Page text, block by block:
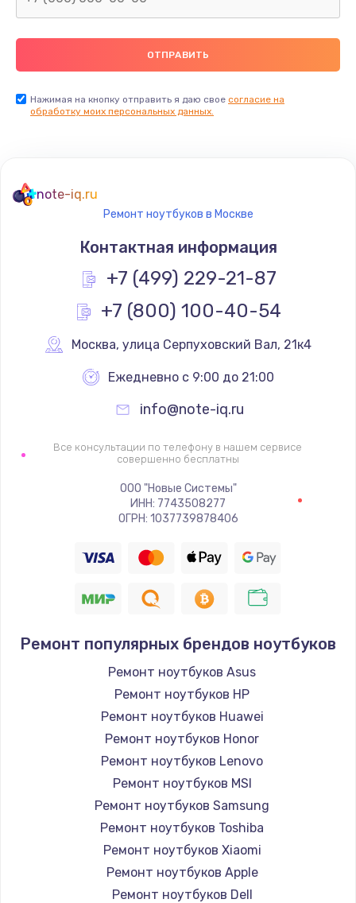
Нажимая на кнопку отправить я даю свое согласие на
обработку моих персональных данных.
note-iq.ru
Ремонт ноутбуков в Москве
Контактная информация
+7 (499) 229-21-87
+7 (800) 100-40-54
Москва, улица Серпуховский Вал, 21к4
Ежедневно с 9:00 до 21:00
info@note-iq.ru
Все консультации по телефону в нашем сервисе
совершенно бесплатны
ООО "Новые Системы"
ИНН: 7743508277
ОГРН: 1037739878406
Ремонт популярных брендов ноутбуков
Ремонт ноутбуков Asus
Ремонт ноутбуков HP
Ремонт ноутбуков Huawei
Ремонт ноутбуков Honor
Ремонт ноутбуков Lenovo
Ремонт ноутбуков MSI
Ремонт ноутбуков Samsung
Ремонт ноутбуков Toshiba
Ремонт ноутбуков Xiaomi
Ремонт ноутбуков Apple
Ремонт ноутбуков Dell